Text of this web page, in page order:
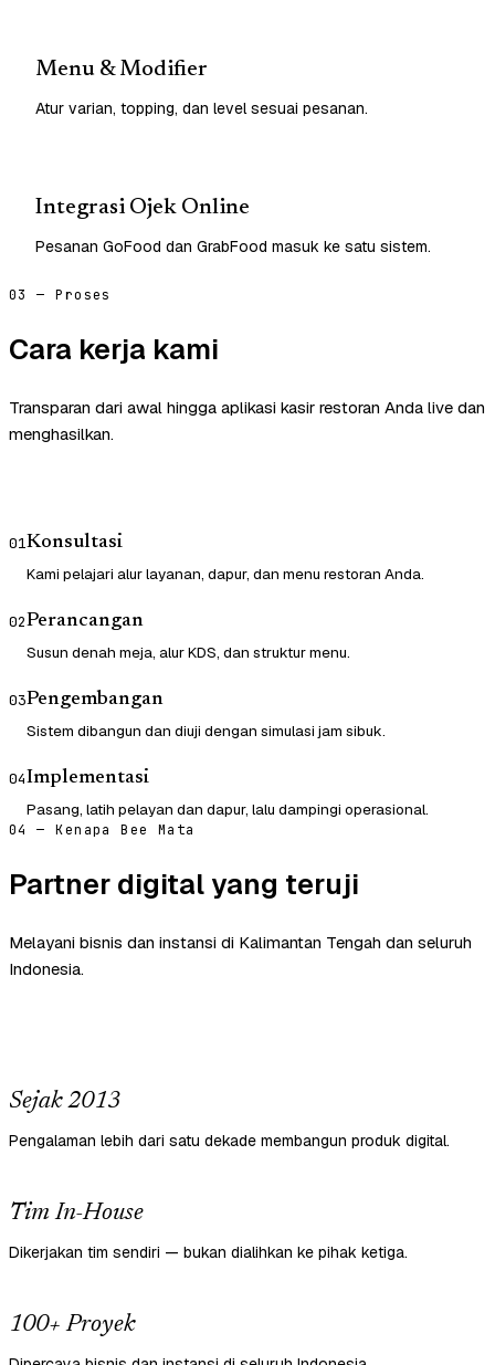
Menu & Modifier
Atur varian, topping, dan level sesuai pesanan.
Integrasi Ojek Online
Pesanan GoFood dan GrabFood masuk ke satu sistem.
03 — Proses
Cara kerja kami
Transparan dari awal hingga aplikasi kasir restoran Anda live dan
menghasilkan.
01Konsultasi
Kami pelajari alur layanan, dapur, dan menu restoran Anda.
02Perancangan
Susun denah meja, alur KDS, dan struktur menu.
03Pengembangan
Sistem dibangun dan diuji dengan simulasi jam sibuk.
04Implementasi
Pasang, latih pelayan dan dapur, lalu dampingi operasional.
04 — Kenapa Bee Mata
Partner digital yang teruji
Melayani bisnis dan instansi di Kalimantan Tengah dan seluruh
Indonesia.
Sejak 2013
Pengalaman lebih dari satu dekade membangun produk digital.
Tim In-House
Dikerjakan tim sendiri — bukan dialihkan ke pihak ketiga.
100+ Proyek